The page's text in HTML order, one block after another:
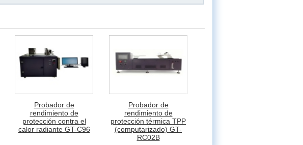
Probador de
rendimiento de
protección contra el
calor radiante GT-C96
Probador de
rendimiento de
protección térmica TPP
(computarizado) GT-
RC02B